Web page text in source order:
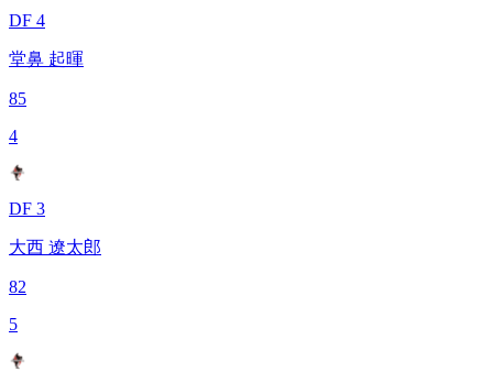
DF 4
堂鼻 起暉
85
4
DF 3
大西 遼太郎
82
5